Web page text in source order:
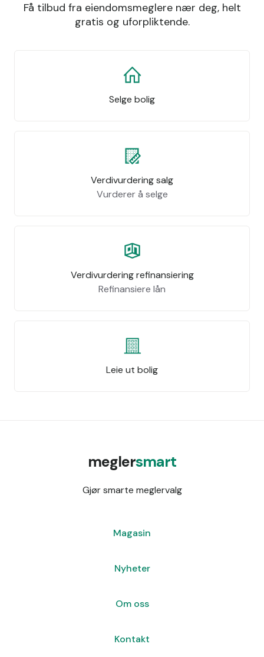
Få tilbud fra eiendomsmeglere nær deg, helt
gratis og uforpliktende.
Selge bolig
Verdivurdering salg
Vurderer å selge
Verdivurdering refinansiering
Refinansiere lån
Leie ut bolig
meglersmart
Gjør smarte meglervalg
Magasin
Nyheter
Om oss
Kontakt